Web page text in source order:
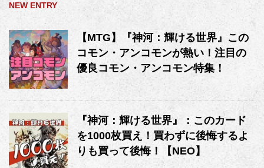
NEW ENTRY
【MTG】『神河：輝ける世界』この
コモン・アンコモンが熱い！注目の
優良コモン・アンコモン特集！
『神河：輝ける世界』：このカード
を1000枚買え！買わずに後悔するよ
りも買って後悔！【NEO】